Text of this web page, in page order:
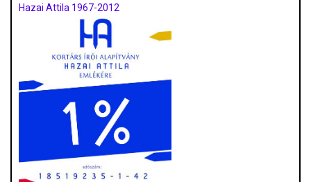
Hazai Attila 1967-2012